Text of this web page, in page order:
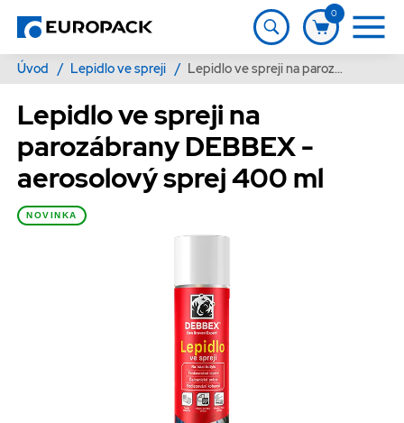
0
Úvod / Lepidlo ve spreji / Lepidlo ve spreji na parozábrany DEBBEX - aerosolový sprej 400 ml
Lepidlo ve spreji na
parozábrany DEBBEX -
aerosolový sprej 400 ml
NOVINKA